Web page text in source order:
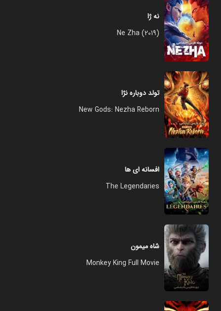
نه ژا
Ne Zha (2019)
تولد دوباره نژا
New Gods: Nezha Reborn
افسانه ای ها
The Legendaries
شاه میمون
Monkey King Full Movie